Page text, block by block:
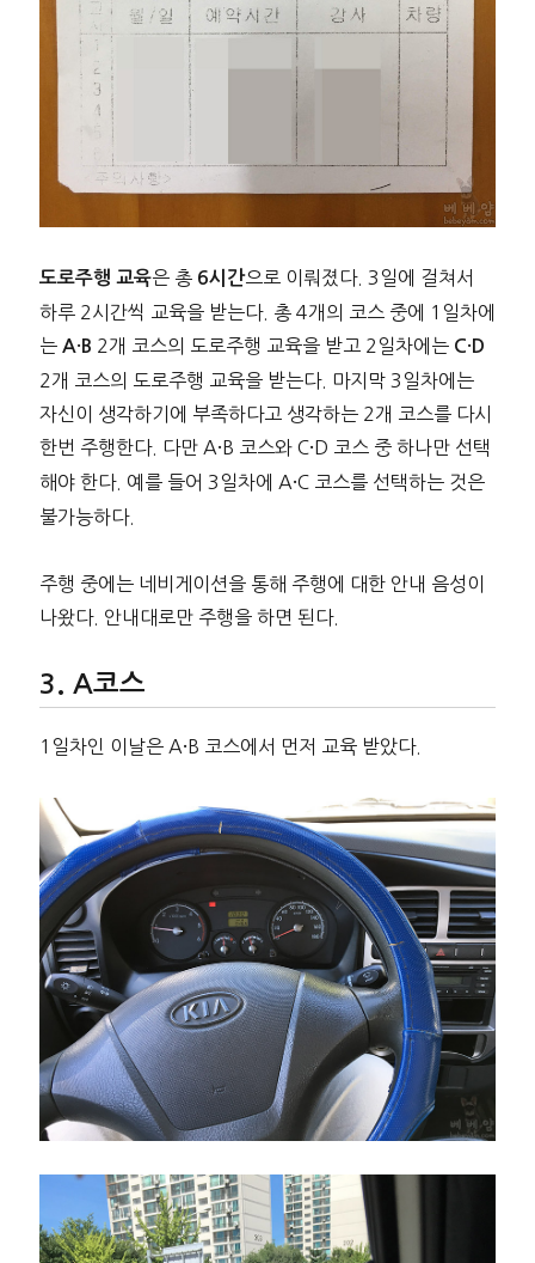
도로주행 교육은 총 6시간으로 이뤄졌다. 3일에 걸쳐서
하루 2시간씩 교육을 받는다. 총 4개의 코스 중에 1일차에
는 A·B 2개 코스의 도로주행 교육을 받고 2일차에는 C·D
2개 코스의 도로주행 교육을 받는다. 마지막 3일차에는
자신이 생각하기에 부족하다고 생각하는 2개 코스를 다시
한번 주행한다. 다만 A· B 코스와 C· D 코스 중 하나만 선택
해야 한다. 예를 들어 3일차에 A·C 코스를 선택하는 것은
불가능하다.
주행 중에는 네비게이션을 통해 주행에 대한 안내 음성이
나왔다. 안내대로만 주행을 하면 된다.
A코스
1일차인 이날은 A· B 코스에서 먼저 교육 받았다.